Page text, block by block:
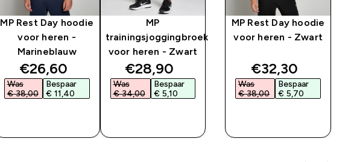
MP Rest Day hoodie
voor heren -
Marineblauw
discounted price
€26,60‎
Was
€ 38,00‎
Bespaar
€ 11,40‎
MP
trainingsjoggingbroek
voor heren - Zwart
discounted price
€28,90‎
Was
€ 34,00‎
Bespaar
€ 5,10‎
MP Rest Day hoodie
voor heren - Zwart
discounted price
€32,30‎
Was
€ 38,00‎
Bespaar
€ 5,70‎